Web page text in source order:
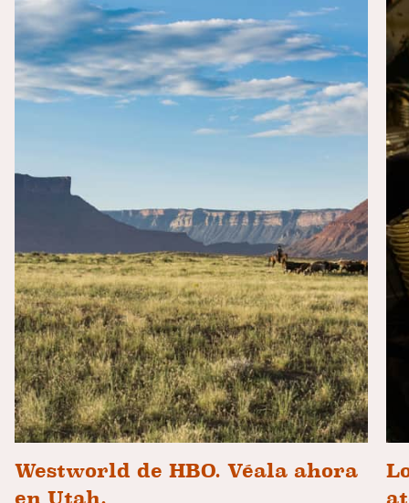
Westworld de HBO. Véala ahora
en Utah.